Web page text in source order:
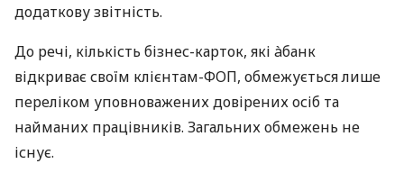
додаткову звітність.
До речі, кількість бізнес-карток, які àбанк
відкриває своїм клієнтам-ФОП, обмежується лише
переліком уповноважених довірених осіб та
найманих працівників. Загальних обмежень не
існує.